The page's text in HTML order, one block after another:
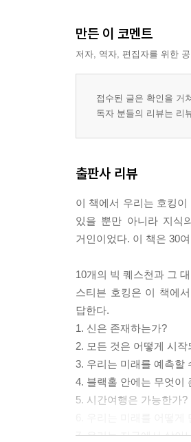
만든 이 코멘트
저자, 역자, 편집자를 위한
접수된 글은 확인을 거
독자 분들의 리뷰는 리
출판사 리뷰
이 책에서 우리는 호킹
있을 뿐만 아니라 지식
거인이었다. 이 책은 30
10개의 빅 퀘스천과 그
스티븐 호킹은 이 책에
답한다.
1. 신은 존재하는가?
2. 모든 것은 어떻게 시작
3. 우리는 미래를 예측할
4. 블랙홀 안에는 무엇이
5. 시간여행은 가능한가?
7. 우리는 지구에서 살아